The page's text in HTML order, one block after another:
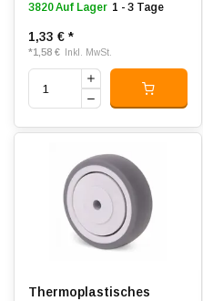
3820 Auf Lager 1 - 3 Tage
1,33 € *
*1,58 € Inkl. MwSt.
Thermoplastisches